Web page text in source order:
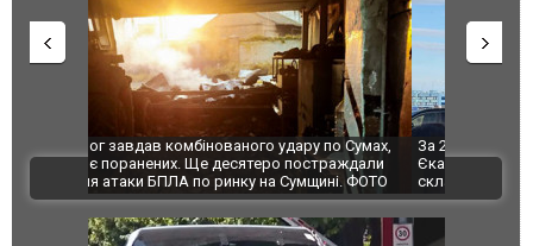
За 2000 кілометрів від кордону з Україною: в
Єкатеринбурзі після атаки дронів загорівся
склад Wildberries. ФОТО. ВІДЕО
"Мої
ВІДЕО